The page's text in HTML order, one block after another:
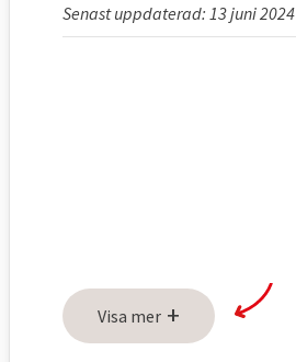
Senast uppdaterad: 13 juni 2024
Visa mer +